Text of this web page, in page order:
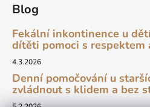
Blog
Fekální inkontinence u
dítěti pomoci s respektem
4.3.2026
Denní pomočování u
zvládnout s klidem a bez